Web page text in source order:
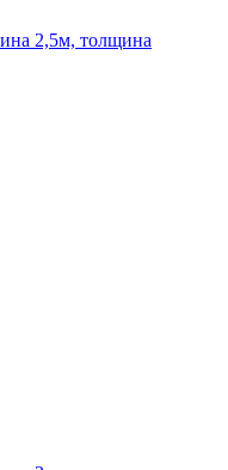
2,5м, толщина